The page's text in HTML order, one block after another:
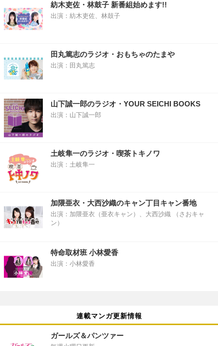
紡木吏佐・林鼓子 新番組始めます!!
出演：紡木吏佐、林鼓子
田丸篤志のラジオ・おもちゃのたまや
出演：田丸篤志
山下誠一郎のラジオ・YOUR SEICHI BOOKS
出演：山下誠一郎
土岐隼一のラジオ・喫茶トキノワ
出演：土岐隼一
加隈亜衣・大西沙織のキャン丁目キャン番地
出演：加隈亜衣（亜衣キャン）、大西沙織 （さおキャ
ン）
特命取材班 小林愛香
出演：小林愛香
連載マンガ更新情報
ガールズ＆パンツァー